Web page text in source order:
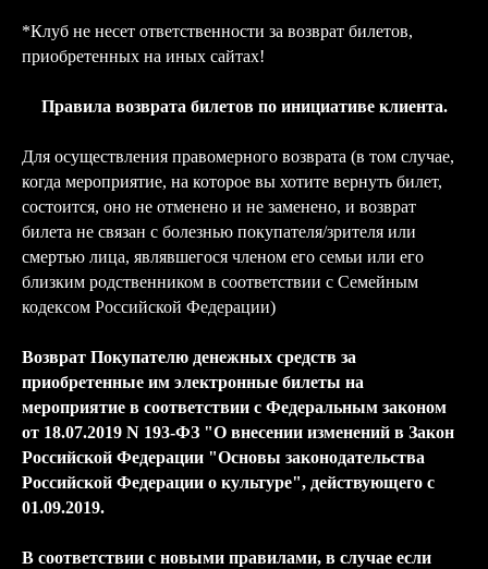
*Клуб не несет ответственности за возврат билетов,
приобретенных на иных сайтах!
Правила возврата билетов по инициативе клиента.
Для осуществления правомерного возврата (в том случае,
когда мероприятие, на которое вы хотите вернуть билет,
состоится, оно не отменено и не заменено, и возврат
билета не связан с болезнью покупателя/зрителя или
смертью лица, являвшегося членом его семьи или его
близким родственником в соответствии с Семейным
кодексом Российской Федерации)
Возврат Покупателю денежных средств за
приобретенные им электронные билеты на
мероприятие в соответствии с Федеральным законом
от 18.07.2019 N 193-ФЗ "О внесении изменений в Закон
Российской Федерации "Основы законодательства
Российской Федерации о культуре", действующего с
01.09.2019.
В соответствии с новыми правилами, в случае если